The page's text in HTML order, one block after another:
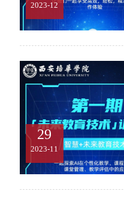
2023-12
29
2023-11